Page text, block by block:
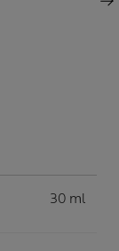
Pannello successivo
Volume
30 ml